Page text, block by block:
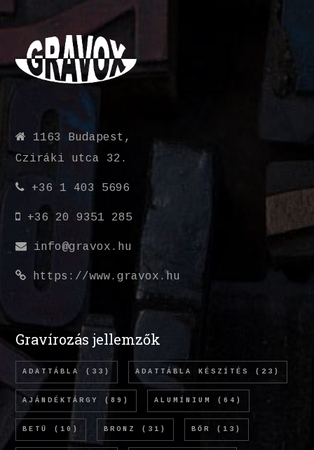
1163 Budapest,
Cziráki utca 32.
+36 1 403 5696
+36 20 9351 285
info@gravox.hu
https://www.gravox.hu
Gravírozás jellemzők
ADATTÁBLA (33) ADATTÁBLA KÉSZÍTÉS (23)
AJÁNDÉKTÁRGY (89) ALUMÍNIUM (64)
BETŰ (10) BRONZ (31) BŐR (13)